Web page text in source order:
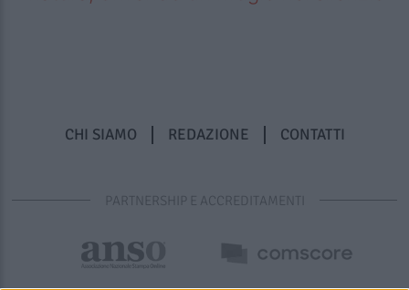
CHI SIAMO REDAZIONE CONTATTI
PARTNERSHIP E ACCREDITAMENTI